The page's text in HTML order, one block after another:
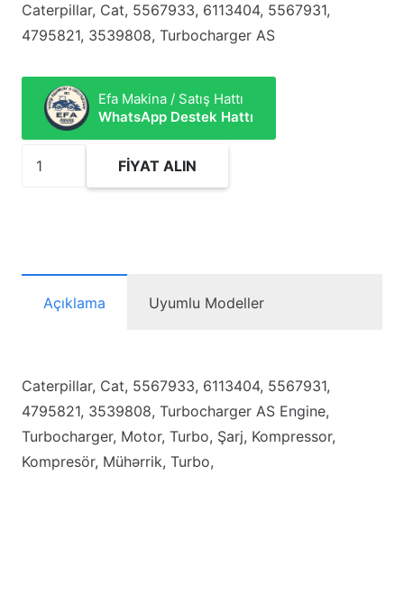
Caterpillar, Cat, 5567933, 6113404, 5567931,
4795821, 3539808, Turbocharger AS
Efa Makina / Satış Hattı
WhatsApp Destek Hattı
5567933
FIYAT ALIN
Açıklama Uyumlu Modeller
Caterpillar, Cat, 5567933, 6113404, 5567931,
4795821, 3539808, Turbocharger AS Engine,
Turbocharger, Motor, Turbo, Şarj, Kompressor,
Kompresör, Mühərrik, Turbo,